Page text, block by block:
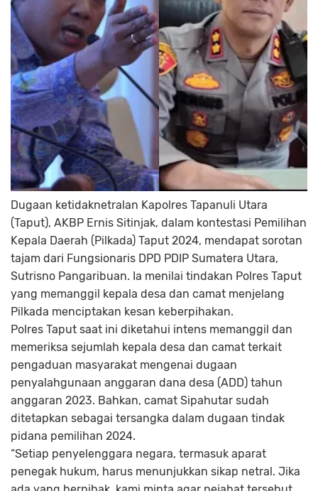
Dugaan ketidaknetralan Kapolres Tapanuli Utara
(Taput), AKBP Ernis Sitinjak, dalam kontestasi Pemilihan
Kepala Daerah (Pilkada) Taput 2024, mendapat sorotan
tajam dari Fungsionaris DPD PDIP Sumatera Utara,
Sutrisno Pangaribuan. Ia menilai tindakan Polres Taput
yang memanggil kepala desa dan camat menjelang
Pilkada menciptakan kesan keberpihakan.
Polres Taput saat ini diketahui intens memanggil dan
memeriksa sejumlah kepala desa dan camat terkait
pengaduan masyarakat mengenai dugaan
penyalahgunaan anggaran dana desa (ADD) tahun
anggaran 2023. Bahkan, camat Sipahutar sudah
ditetapkan sebagai tersangka dalam dugaan tindak
pidana pemilihan 2024.
“Setiap penyelenggara negara, termasuk aparat
penegak hukum, harus menunjukkan sikap netral. Jika